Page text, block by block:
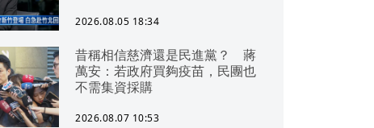
2026.08.05 18:34
昔稱相信慈濟還是民進黨？ 蔣
萬安：若政府買夠疫苗，民團也
不需集資採購
2026.08.07 10:53